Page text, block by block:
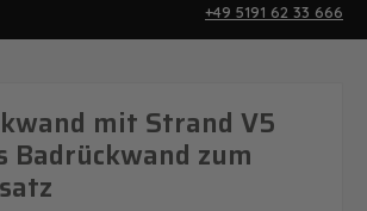
+49 5191 62 33 666
mit Strand V5
Badrückwand zum